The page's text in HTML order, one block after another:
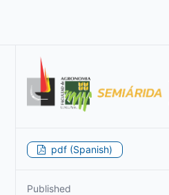
pdf (Spanish)
Published